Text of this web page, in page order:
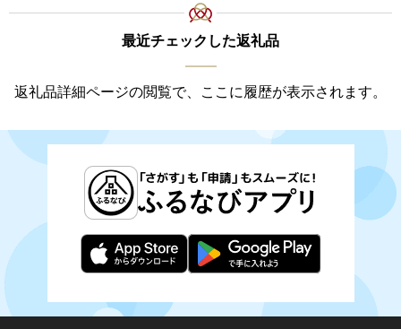
最近チェックした返礼品
返礼品詳細ページの閲覧で、ここに履歴が表示されます。